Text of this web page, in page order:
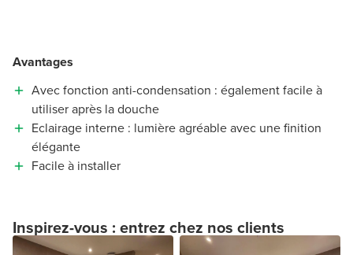
Avantages
Avec fonction anti-condensation : également facile à
utiliser après la douche
Eclairage interne : lumière agréable avec une finition
élégante
Facile à installer
Inspirez-vous : entrez chez nos clients